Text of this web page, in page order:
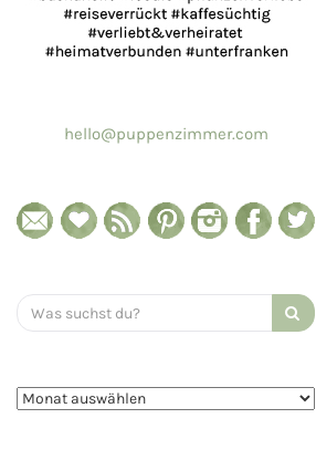
hello@puppenzimmer.com
Search
for: